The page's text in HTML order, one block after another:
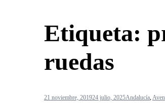
Etiqueta:
ruedas
21 noviembre, 201924 julio, 2025Andalucía